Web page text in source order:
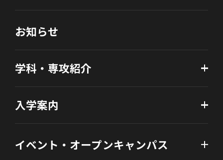
お知らせ
学科・専攻紹介
入学案内
イベント・オープンキャンパス